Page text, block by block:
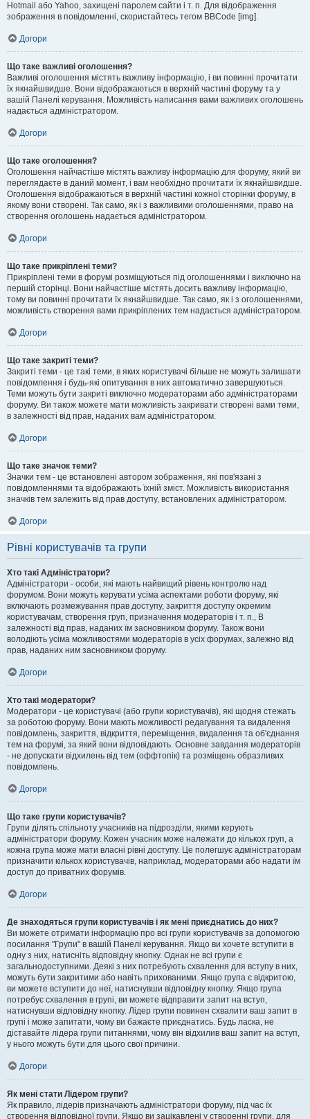
Hotmail або Yahoo, захищені паролем сайти і т. п. Для відображення
зображення в повідомленні, скористайтесь тегом BBCode [img].
Догори
Що таке важливі оголошення?
Важливі оголошення містять важливу інформацію, і ви повинні прочитати
їх якнайшвидше. Вони відображаються в верхній частині форуму та у
вашій Панелі керування. Можливість написання вами важливих оголошень
надається адміністратором.
Догори
Що таке оголошення?
Оголошення найчастіше містять важливу інформацію для форуму, який ви
переглядаєте в даний момент, і вам необхідно прочитати їх якнайшвидше.
Оголошення відображаються в верхній частині кожної сторінки форуму, в
якому вони створені. Так само, як і з важливими оголошеннями, право на
створення оголошень надається адміністратором.
Догори
Що таке прикріплені теми?
Прикріплені теми в форумі розміщуються під оголошеннями і виключно на
першій сторінці. Вони найчастіше містять досить важливу інформацію,
тому ви повинні прочитати їх якнайшвидше. Так само, як і з оголошеннями,
можливість створення вами прикріплених тем надається адміністратором.
Догори
Що таке закриті теми?
Закриті теми - це такі теми, в яких користувачі більше не можуть залишати
повідомлення і будь-які опитування в них автоматично завершуються.
Теми можуть бути закриті виключно модераторами або адміністраторами
форуму. Ви також можете мати можливість закривати створені вами теми,
в залежності від прав, наданих вам адміністратором.
Догори
Що таке значок теми?
Значки тем - це встановлені автором зображення, які пов'язані з
повідомленнями та відображають їхній зміст. Можливість використання
значків тем залежить від прав доступу, встановлених адміністратором.
Догори
Рівні користувачів та групи
Хто такі Адміністратори?
Адміністратори - особи, які мають найвищий рівень контролю над
форумом. Вони можуть керувати усіма аспектами роботи форуму, які
включають розмежування прав доступу, закриття доступу окремим
користувачам, створення груп, призначення модераторів і т. п., В
залежності від прав, наданих їм засновником форуму. Також вони
володіють усіма можливостями модераторів в усіх форумах, залежно від
прав, наданих ним засновником форуму.
Догори
Хто такі модератори?
Модератори - це користувачі (або групи користувачів), які щодня стежать
за роботою форуму. Вони мають можливості редагування та видалення
повідомлень, закриття, відкриття, переміщення, видалення та об'єднання
тем на форумі, за який вони відповідають. Основне завдання модераторів
- не допускати відхилень від тем (оффтопік) та розміщень образливих
повідомлень.
Догори
Що таке групи користувачів?
Групи ділять спільноту учасників на підрозділи, якими керують
адміністратори форуму. Кожен учасник може належати до кількох груп, а
кожна група може мати власні рівні доступу. Це полегшує адміністраторам
призначити кількох користувачів, наприклад, модераторами або надати їм
доступ до приватних форумів.
Догори
Де знаходяться групи користувачів і як мені приєднатись до них?
Ви можете отримати інформацію про всі групи користувачів за допомогою
посилання "Групи" в вашій Панелі керування. Якщо ви хочете вступити в
одну з них, натисніть відповідну кнопку. Однак не всі групи є
загальнодоступними. Деякі з них потребують схвалення для вступу в них,
можуть бути закритими або навіть прихованими. Якщо група є відкритою,
ви можете вступити до неї, натиснувши відповідну кнопку. Якщо група
потребує схвалення в групі, ви можете відправити запит на вступ,
натиснувши відповідну кнопку. Лідер групи повинен схвалити ваш запит в
групі і може запитати, чому ви бажаєте приєднатись. Будь ласка, не
діставайте лідера групи питаннями, чому він відхилив ваш запит на вступ,
у нього можуть бути для цього свої причини.
Догори
Як мені стати Лідером групи?
Як правило, лідерів призначають адміністратори форуму, під час їх
створення відповідної групи. Якщо ви зацікавлені у створенні групи, для